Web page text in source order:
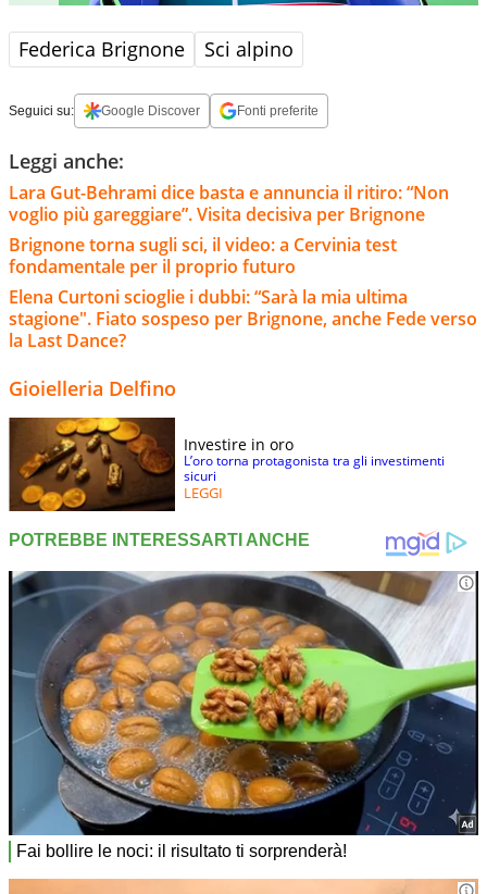
Federica Brignone Sci alpino
Seguici su: Google Discover Fonti preferite
Leggi anche:
Lara Gut-Behrami dice basta e annuncia il ritiro: “Non
voglio più gareggiare”. Visita decisiva per Brignone
Brignone torna sugli sci, il video: a Cervinia test
fondamentale per il proprio futuro
Elena Curtoni scioglie i dubbi: “Sarà la mia ultima
stagione". Fiato sospeso per Brignone, anche Fede verso
la Last Dance?
Gioielleria Delfino
Investire in oro
L’oro torna protagonista tra gli investimenti
sicuri
LEGGI